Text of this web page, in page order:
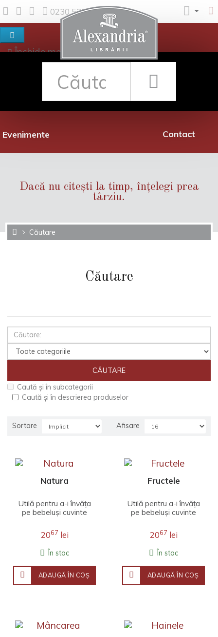
0230 530 342
Închide meniul
Evenimente
Rețea librării
Contact
Dacă nu citești la timp, înțelegi prea
târziu.
Căutare
Căutare
Caută și în subcategorii
Caută și în descrierea produselor
Sortare Afisare
Natura
Utilă pentru a-i învăța
pe bebeluși cuvinte
zece imagini cu
viețuitoare sa..
2067 lei
În stoc
ADAUGĂ ÎN COŞ
Fructele
Utilă pentru a-i învăța
pe bebeluși cuvinte
prezintă zece
fructe – câte o imag..
2067 lei
În stoc
ADAUGĂ ÎN COŞ